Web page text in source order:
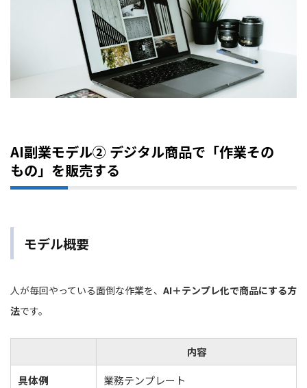
AI副業モデル② デジタル商品で「作業その
もの」を販売する
モデル概要
人が毎回やっている面倒な作業を、 AI＋テンプレ化で商品にする方
法です。
内容
具体例
業務テンプレート